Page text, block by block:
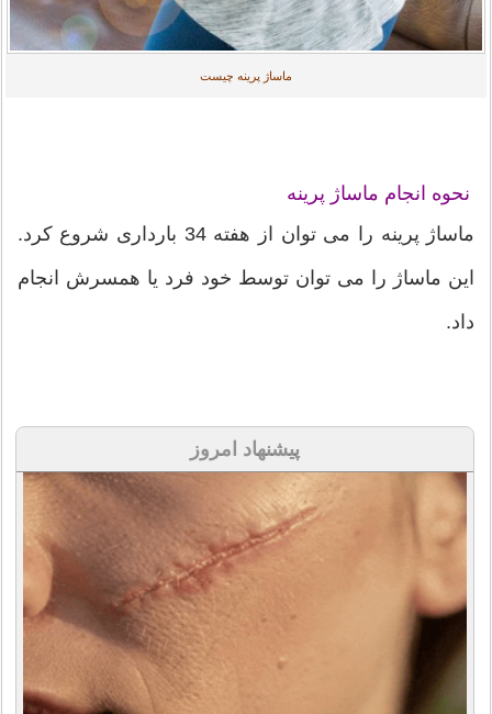
ماساژ پرینه چیست
نحوه انجام ماساژ پرینه
ماساژ پرینه را می توان از هفته 34 بارداری شروع کرد.
این ماساژ را می توان توسط خود فرد یا همسرش انجام
داد.
پیشنهاد امروز